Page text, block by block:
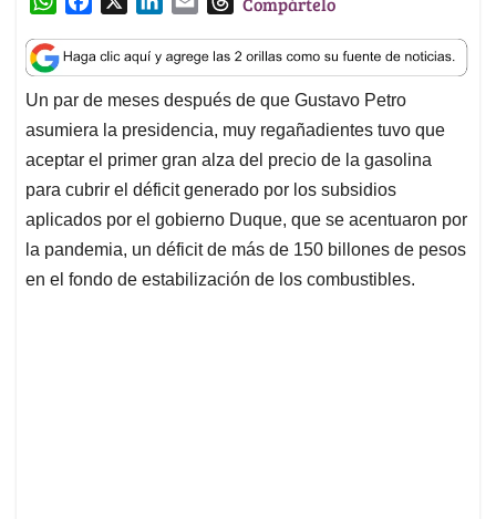
a
t
s
A
p
p
c
e
b
o
o
k
n
k
e
d
I
n
a
i
l
r
e
a
d
s
Un par de meses después de que Gustavo Petro
asumiera la presidencia, muy regañadientes tuvo que
aceptar el primer gran alza del precio de la gasolina
para cubrir el déficit generado por los subsidios
aplicados por el gobierno Duque, que se acentuaron por
la pandemia, un déficit de más de 150 billones de pesos
en el fondo de estabilización de los combustibles.